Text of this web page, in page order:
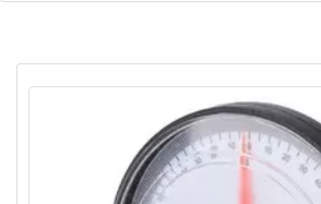
laterais fortes, tr